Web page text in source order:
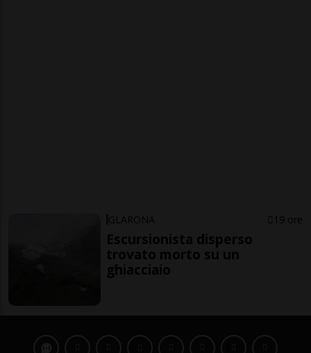
GLARONA 19 ore
Escursionista disperso
trovato morto su un
ghiacciaio